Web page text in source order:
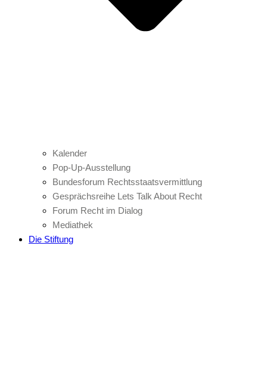
Kalender
Pop-Up-Ausstellung
Bundesforum Rechtsstaatsvermittlung
Gesprächsreihe Lets Talk About Recht
Forum Recht im Dialog
Mediathek
Die Stiftung